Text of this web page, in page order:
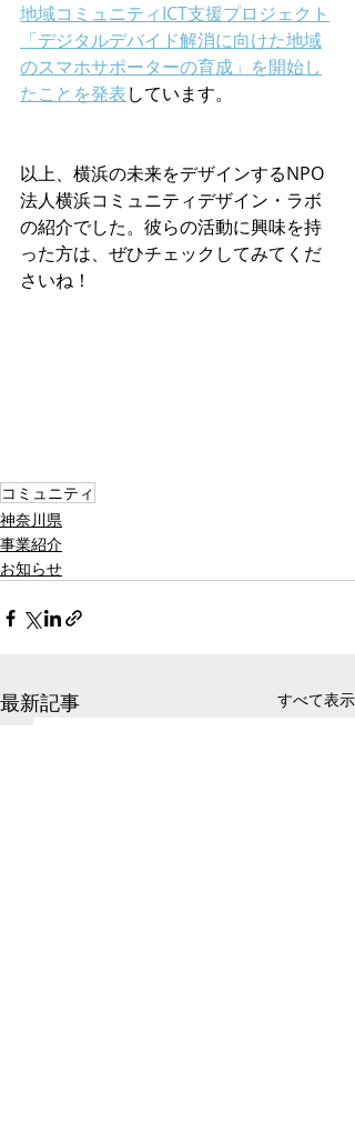
地域コミュニティICT支援プロジェクト
「デジタルデバイド解消に向けた地域
のスマホサポーターの育成」を開始し
たことを発表しています。
以上、横浜の未来をデザインするNPO
法人横浜コミュニティデザイン・ラボ
の紹介でした。彼らの活動に興味を持
った方は、ぜひチェックしてみてくだ
さいね！
コミュニティ
神奈川県
事業紹介
お知らせ
最新記事 すべて表示